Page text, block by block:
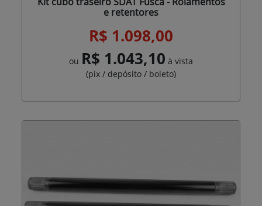
e retentores
R$ 1.098,00
ou R$ 1.043,10 à vista
(pix / depósito / boleto)